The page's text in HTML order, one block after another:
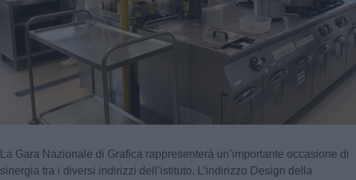
La Gara Nazionale di Grafica rappresenterà un’importante occasione di
sinergia tra i diversi indirizzi dell’istituto. L’indirizzo Design della